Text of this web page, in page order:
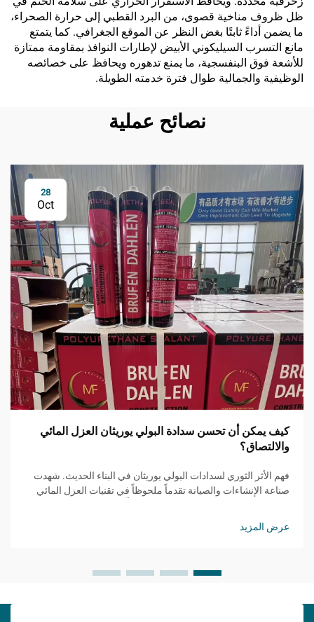
ظل ظروف مناخية قصوى، من البرد القطبي إلى حرارة الصحراء،
ما يضمن أداءً ثابتًا بغض النظر عن الموقع الجغرافي. كما يتمتع
مانع التسرب السيليكوني الأبيض لإطارات النوافذ بمقاومة ممتازة
للأشعة فوق البنفسجية، ما يمنع تدهوره ويحافظ على خصائصه
الوظيفية والجمالية طوال فترة خدمته الطويلة.
نصائح عملية
28
Oct
كيف يمكن أن تحسن سدادة البولي يوريثان العزل المائي
والالتصاق؟
فهم الأثر الثوري لسدادات البولي يوريثان في البناء الحديث. شهدت
صناعة الإنشاءات والصيانة تقدماً ملحوظاً في تقنيات العزل المائي
عرض المزيد